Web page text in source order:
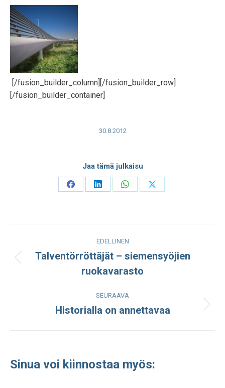
[/fusion_builder_column][/fusion_builder_row]
[/fusion_builder_container]
30.8.2012
Jaa tämä julkaisu
Share
Share
Share
Share
navigation
EDELLINEN
julkaisu:
Talventörröttäjät – siemensyöjien
ruokavarasto
SEURAAVA
Seuraava
Historialla on annettavaa
Sinua voi kiinnostaa myös: